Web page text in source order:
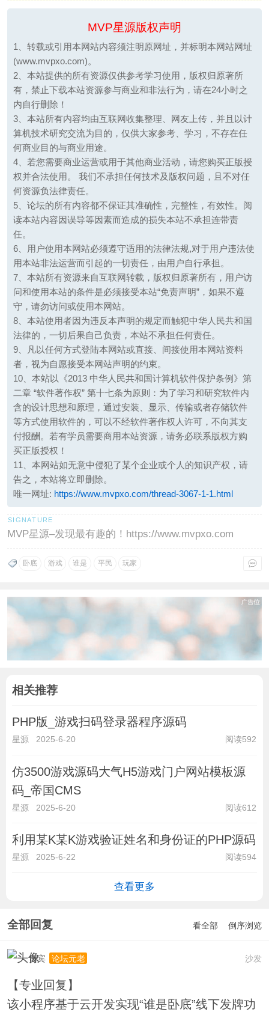
MVP星源版权声明
1、转载或引用本网站内容须注明原网址，并标明本网站网址
(www.mvpxo.com)。
2、本站提供的所有资源仅供参考学习使用，版权归原著所
有，禁止下载本站资源参与商业和非法行为，请在24小时之
内自行删除！
3、本站所有内容均由互联网收集整理、网友上传，并且以计
算机技术研究交流为目的，仅供大家参考、学习，不存在任
何商业目的与商业用途。
4、若您需要商业运营或用于其他商业活动，请您购买正版授
权并合法使用。 我们不承担任何技术及版权问题，且不对任
何资源负法律责任。
5、论坛的所有内容都不保证其准确性，完整性，有效性。阅
读本站内容因误导等因素而造成的损失本站不承担连带责
任。
6、用户使用本网站必须遵守适用的法律法规,对于用户违法使
用本站非法运营而引起的一切责任，由用户自行承担。
7、本站所有资源来自互联网转载，版权归原著所有，用户访
问和使用本站的条件是必须接受本站“免责声明”，如果不遵
守，请勿访问或使用本网站。
8、本站使用者因为违反本声明的规定而触犯中华人民共和国
法律的，一切后果自己负责，本站不承担任何责任。
9、凡以任何方式登陆本网站或直接、间接使用本网站资料
者，视为自愿接受本网站声明的约束。
10、本站以《2013 中华人民共和国计算机软件保护条例》第
二章 “软件著作权” 第十七条为原则：为了学习和研究软件内
含的设计思想和原理，通过安装、显示、传输或者存储软件
等方式使用软件的，可以不经软件著作权人许可，不向其支
付报酬。若有学员需要商用本站资源，请务必联系版权方购
买正版授权！
11、本网站如无意中侵犯了某个企业或个人的知识产权，请
告之，本站将立即删除。
唯一网址: https://www.mvpxo.com/thread-3067-1-1.html
MVP星源–发现最有趣的！https://www.mvpxo.com
卧底 游戏 谁是 平民 玩家
相关推荐
PHP版_游戏扫码登录器程序源码
星源 2025-6-20 阅读592
仿3500游戏源码大气H5游戏门户网站模板源
码_帝国CMS
星源 2025-6-20 阅读612
利用某K某K游戏验证姓名和身份证的PHP源码
星源 2025-6-22 阅读594
查看更多
全部回复 看全部 倒序浏览
沙发
贵宾 论坛元老
【专业回复】
该小程序基于云开发实现“谁是卧底”线下发牌功